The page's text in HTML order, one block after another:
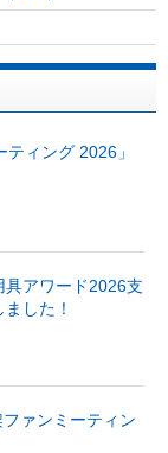
ィング 2026」
具アワード2026支
した！
ファンミーティン